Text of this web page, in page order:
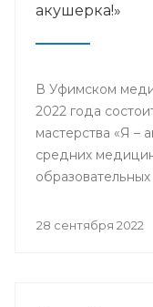
акушерка!»
В Уфимском
2022 года
мастерства «Я –
средних
28 сентября 2022